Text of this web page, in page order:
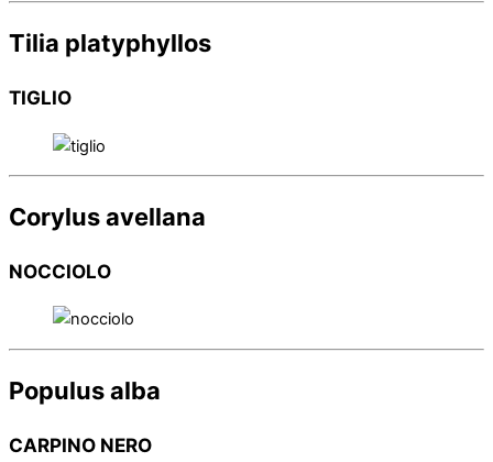
Tilia platyphyllos
TIGLIO
Corylus avellana
NOCCIOLO
Populus alba
CARPINO NERO